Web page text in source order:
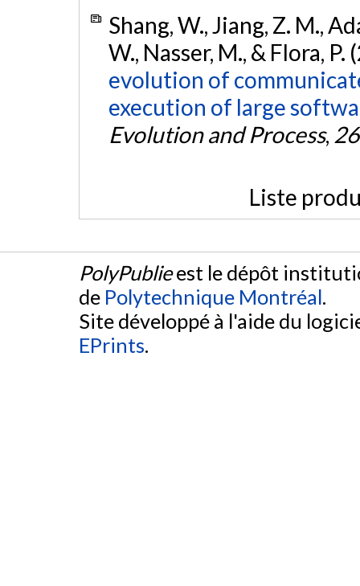
Shang, W., Jiang, Z. M.,
W., Nasser, M., & Flora, P.
evolution of
execution of large
Evolution and Process, 26
Liste
PolyPublieest le dépôt
de Polytechnique Montréal.
Site développé à l'aide du
EPrints.